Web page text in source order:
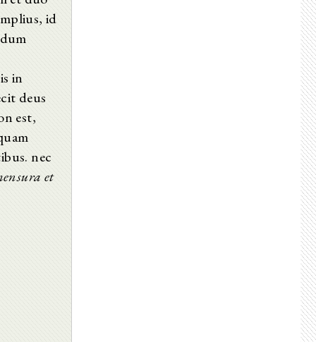
id
in
deus
est,
nec
et